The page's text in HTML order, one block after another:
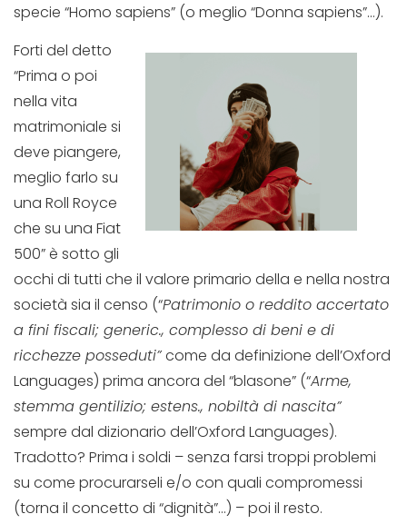
specie “Homo sapiens” (o meglio “Donna sapiens”…).
Forti del detto
“Prima o poi
nella vita
matrimoniale si
deve piangere,
meglio farlo su
una Roll Royce
che su una Fiat
500” è sotto gli
occhi di tutti che il valore primario della e nella nostra
società sia il censo (“Patrimonio o reddito accertato
a fini fiscali; generic., complesso di beni e di
ricchezze posseduti”come da definizione dell’Oxford
Languages) prima ancora del “blasone” (“Arme,
stemma gentilizio; estens., nobiltà di nascita”
sempre dal dizionario dell’Oxford Languages).
Tradotto? Prima i soldi – senza farsi troppi problemi
su come procurarseli e/o con quali compromessi
(torna il concetto di “dignità”…) – poi il resto.